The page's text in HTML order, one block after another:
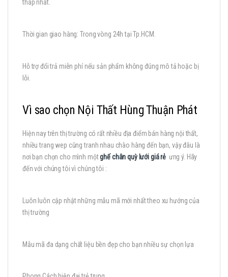
thấp nhất.
Thời gian giao hàng: Trong vòng 24h tại Tp.HCM.
Hỗ trợ đổi trả miễn phí nếu sản phẩm không đúng mô tả hoặc bị
lỗi.
Vì sao chọn Nội Thất Hùng Thuận Phát
Hiện nay trên thị trường có rất nhiều địa điểm bán hàng nội thất,
nhiều trang wep cũng tranh nhau chào hàng đến bạn, vậy đâu là
nơi bạn chọn cho mình mộtghế chân quỳ lưới giá rẻ ưng ý. Hãy
đến với chúng tôi vì chúng tôi :
Luôn luôn cập nhật những mẫu mã mới nhất theo xu hướng của
thị trường
Mẫu mã đa dạng chất liệu bền đẹp cho bạn nhiều sự chọn lựa